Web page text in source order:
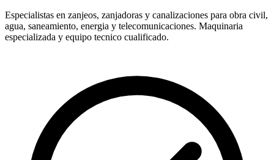
Especialistas en zanjeos, zanjadoras y canalizaciones para obra civil,
agua, saneamiento, energia y telecomunicaciones. Maquinaria
especializada y equipo tecnico cualificado.